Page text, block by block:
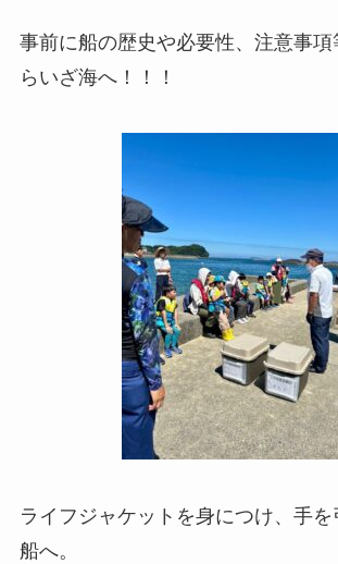
事前に船の歴史や必要性、注意事
らいざ海へ！！！
ライフジャケットを身につけ、手を
船へ。